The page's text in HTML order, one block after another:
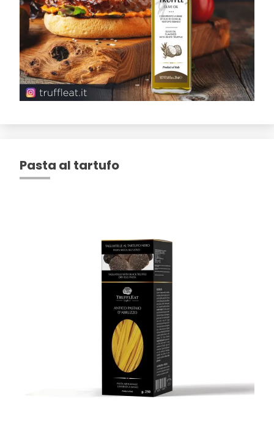
Pasta al tartufo